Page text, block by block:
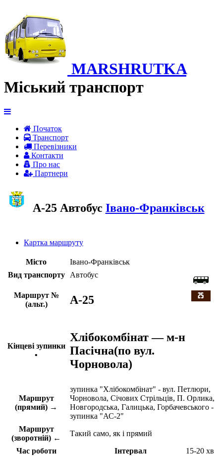
MARSHRUTKA
Міський транспорт
Початок
Транспорт
Перевiзники
Контакти
Про нас
Партнери
A-25 Автобус Івано-Франківськ
Картка маршруту
Місто
Івано-Франківськ
Вид транспорту
Автобус
Маршрут №
(альт.)
A-25
Кінцеві зупинки
•
Хлібокомбінат — м-н
Пасічна(по вул.
Чорновола)
Маршрут
(прямий) →
зупинка "Хлібокомбінат" - вул. Петлюри,
Чорновола, Січових Стрільців, П. Орлика,
Новгородська, Галицька, Горбачевського -
зупинка "АС-2"
Маршрут
(зворотній) ←
Такий само, як і прямий
Час роботи Інтервал
15-20 хв